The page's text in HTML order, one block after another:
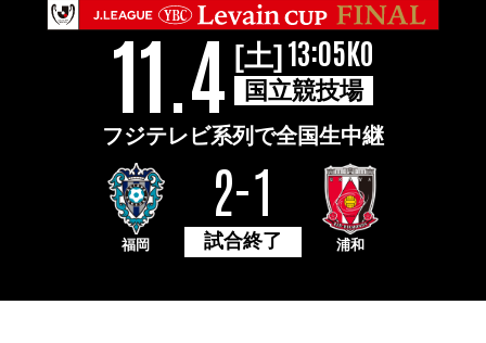
11.4 [土] 13:05KO
国立競技場
フジテレビ系列で全国生中継
福岡
2-1
試合終了 浦和